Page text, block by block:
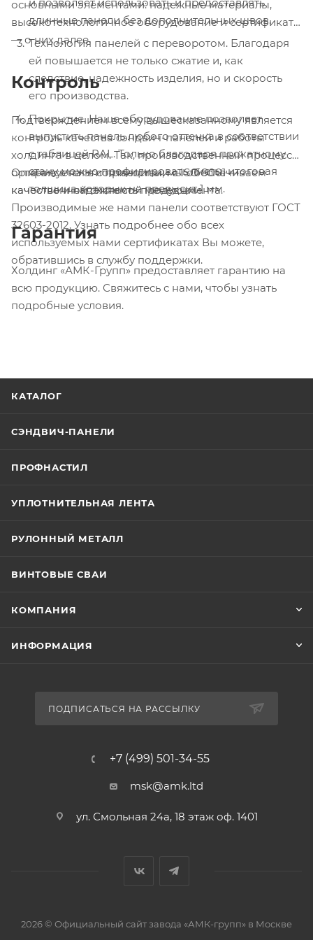
и позволяет использовать и предоставлять
длинные панели без дополнительных швов.
Технология панелей с переворотом. Благодаря
ей повышается не только сжатие и, как
следствие, надежность изделия, но и скорость
его производства.
Покрытие. Наше оборудование позволяет
выпустить панель любого оттенка в соответствии
с таблицей RAL. Только благодаря прокатному
стану можно профилировать листы, итоговая
толщина которых не превысит 1 мм.
основными элементами: надежные материалы,
высокотехнологичное оборудование и сертификаты
— о них далее.
Контроль
Подтверждением всему вышесказанному является
контроль качества сэндвич-панелей и работы
холдинга в целом. Так, производственный процесс
организуется в соответствии с ISO 9001 —
качественной системой менеджмента.
Производимые же нами панели соответствуют ГОСТ
32603-2012. Узнать подробнее обо всех
используемых нами сертификатах Вы можете,
обратившись в службу поддержки.
Опираясь на эти принципы, мы обеспечиваем
качество и надежность продукции.
Гарантия
Холдинг «АМК-Групп» предоставляет гарантию на
всю продукцию. Свяжитесь с нами, чтобы узнать
подробные условия.
КАТАЛОГ
СЭНДВИЧ-ПАНЕЛИ
ПРОФНАСТИЛ
УПЛОТНИТЕЛЬНАЯ ЛЕНТА
РУЛОННЫЙ МЕТАЛЛ
ВИНТОВЫЕ СВАИ
КОМПАНИЯ
ИНФОРМАЦИЯ
ПОДПИСАТЬСЯ НА РАССЫЛКУ
+7 (499) 501-34-55
msk@amk.ltd
ул. Смольная 24а, 18 этаж оф. 1401
2026 © Официальный сайт завода «АМК-групп» в Москве